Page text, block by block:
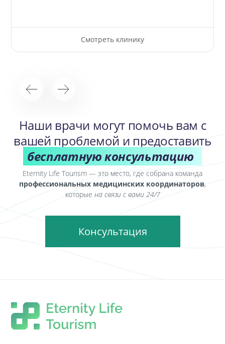
Смотреть клинику
Наши врачи могут помочь вам с
вашей проблемой и предоставить
бесплатную консультацию
Eternity Life Tourism — это место, где собрана команда
профессиональных медицинских координаторов,
которые на связи с вами 24/7
Консультация